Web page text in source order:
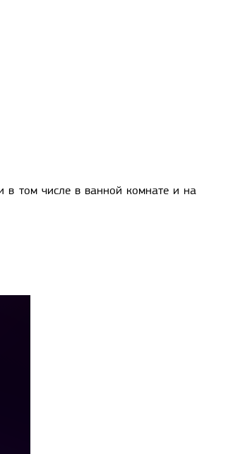
в том числе в ванной комнате и на